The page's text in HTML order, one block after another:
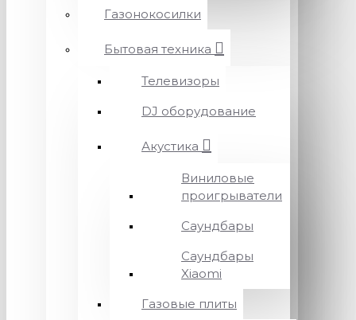
Газонокосилки
Бытовая техника
Телевизоры
DJ оборудование
Акустика
Виниловые
проигрыватели
Саундбары
Саундбары
Xiaomi
Газовые плиты